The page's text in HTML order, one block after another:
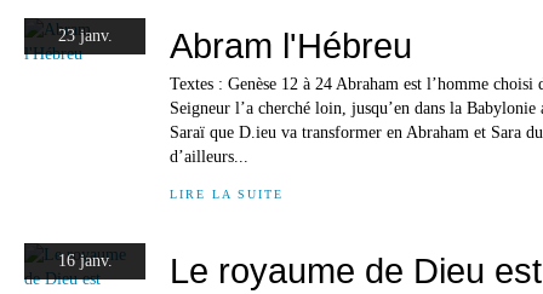
23 janv. Abram l'Hébreu
Textes : Genèse 12 à 24 Abraham est l’homme
Seigneur l’a cherché loin, jusqu’en dans la
Saraï que D.ieu va transformer en Abraham et Sara
d’ailleurs...
LIRE LA SUITE
16 janv. Le royaume de Dieu